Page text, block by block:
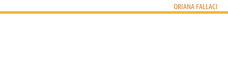
ORIANA FALLACI